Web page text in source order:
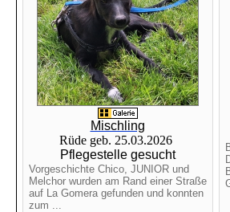
Mischling
Rüde geb. 25.03.2026
Pflegestelle gesucht
Vorgeschichte Chico, JUNIOR und
Melchor wurden am Rand einer Straße
auf La Gomera gefunden und konnten
zum ...